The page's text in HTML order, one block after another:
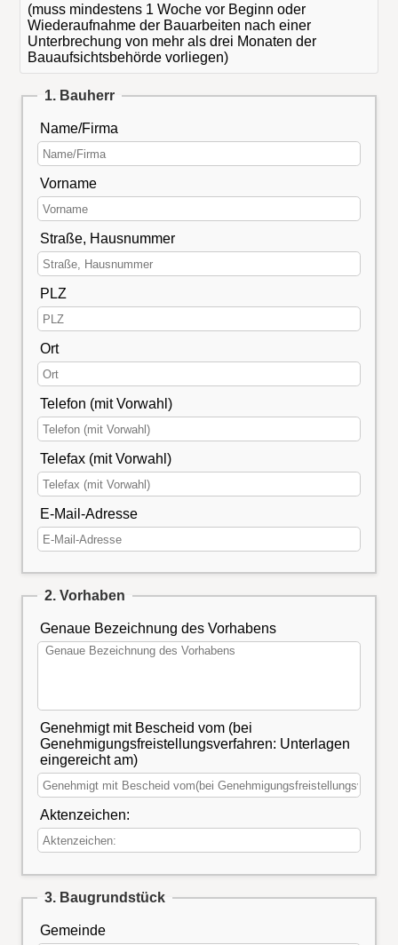
(muss mindestens 1 Woche vor Beginn oder
Wiederaufnahme der Bauarbeiten nach einer
Unterbrechung von mehr als drei Monaten der
Bauaufsichtsbehörde vorliegen)
1. Bauherr
Name/Firma
Vorname
Straße, Hausnummer
PLZ
Ort
Telefon (mit Vorwahl)
Telefax (mit Vorwahl)
E-Mail-Adresse
2. Vorhaben
Genaue Bezeichnung des Vorhabens
Genehmigt mit Bescheid vom (bei
Genehmigungsfreistellungsverfahren: Unterlagen
eingereicht am)
Aktenzeichen:
3. Baugrundstück
Gemeinde